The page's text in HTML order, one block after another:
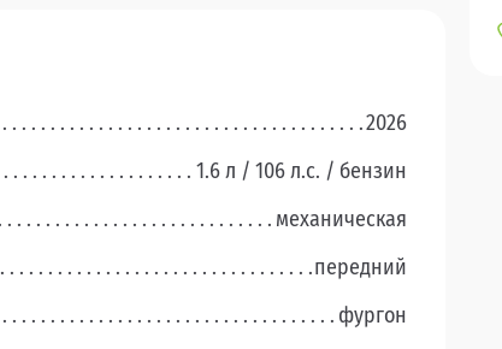
2026
1.6 л / 106 л.c. / бензин
механическая
передний
фургон